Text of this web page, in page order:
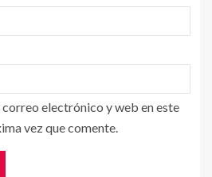
electrónico y web en este
vez que comente.